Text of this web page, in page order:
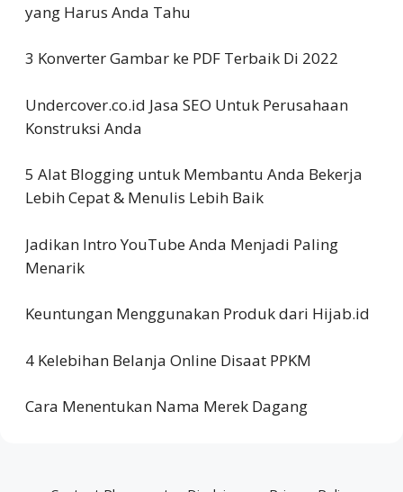
yang Harus Anda Tahu
3 Konverter Gambar ke PDF Terbaik Di 2022
Undercover.co.id Jasa SEO Untuk Perusahaan
Konstruksi Anda
5 Alat Blogging untuk Membantu Anda Bekerja
Lebih Cepat & Menulis Lebih Baik
Jadikan Intro YouTube Anda Menjadi Paling
Menarik
Keuntungan Menggunakan Produk dari Hijab.id
4 Kelebihan Belanja Online Disaat PPKM
Cara Menentukan Nama Merek Dagang